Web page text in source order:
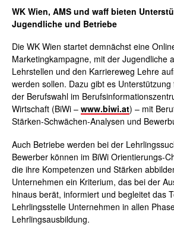
WK Wien, AMS und waff bieten
Jugendliche und Betriebe
Die WK Wien startet demnächst eine
Marketingkampagne, mit der Jugendliche
Lehrstellen und den Karriereweg Lehre
werden sollen. Dazu gibt es
der Berufswahl im
Wirtschaft (BiWi – www.biwi.at) – mit
Stärken-Schwächen-Analysen und
Auch Betriebe werden bei der
Bewerber können im BiWi Orientierungs-
die ihre Kompetenzen und Stärken
Unternehmen ein Kriterium, das bei der
hinaus berät, informiert und begleitet das
Lehrlingsstelle Unternehmen in allen
Lehrlingsausbildung.